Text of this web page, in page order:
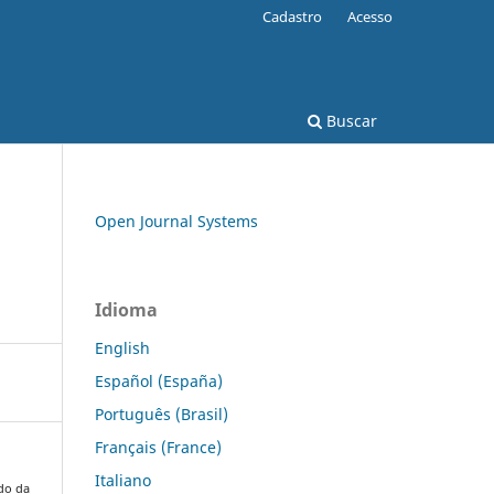
Buscar
Cadastro Acesso
da
Open Journal Systems
Idioma
English
Español (España)
Português (Brasil)
Français (France)
Italiano